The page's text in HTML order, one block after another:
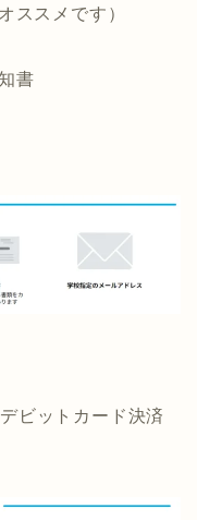
ススメです）
書
ビットカード決済